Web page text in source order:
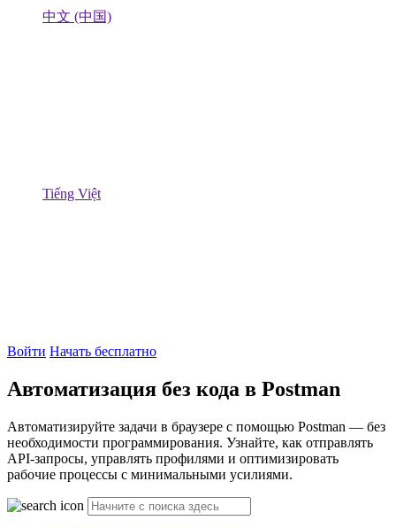
中文 (中国)
Tiếng Việt
Войти Начать бесплатно
Автоматизация без кода в Postman
Автоматизируйте задачи в браузере с помощью Postman — без
необходимости программирования. Узнайте, как отправлять
API-запросы, управлять профилями и оптимизировать
рабочие процессы с минимальными усилиями.